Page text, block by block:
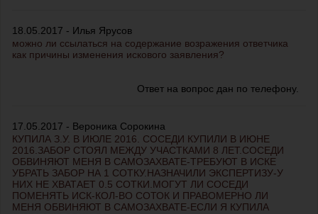
18.05.2017 - Илья Ярусов
можно ли ссылаться на содержание возражения ответчика
как причины изменения искового заявления?
Ответ на вопрос дан по телефону.
17.05.2017 - Вероника Сорокина
КУПИЛА З.У. В ИЮЛЕ 2016. СОСЕДИ КУПИЛИ В ИЮНЕ
2016.ЗАБОР СТОЯЛ МЕЖДУ УЧАСТКАМИ 8 ЛЕТ.СОСЕДИ
ОБВИНЯЮТ МЕНЯ В САМОЗАХВАТЕ-ТРЕБУЮТ В ИСКЕ
УБРАТЬ ЗАБОР НА 1 СОТКУ.НАЗНАЧИЛИ ЭКСПЕРТИЗУ-У
НИХ НЕ ХВАТАЕТ 0.5 СОТКИ.МОГУТ ЛИ СОСЕДИ
ПОМЕНЯТЬ ИСК-КОЛ-ВО СОТОК И ПРАВОМЕРНО ЛИ
МЕНЯ ОБВИНЯЮТ В САМОЗАХВАТЕ-ЕСЛИ Я КУПИЛА